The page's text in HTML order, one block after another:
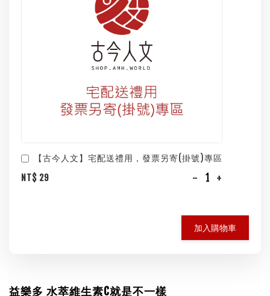
【古今人文】宅配送禮用，發票另寄(掛號)專區
NT$ 29
- +
加入購物車
益樂多 水萃維生素C就是不一樣